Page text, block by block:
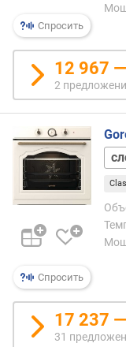
л
ь
н
а
я
т
е
м
п
р
а
у
р
(
°
C
)
Спросить
12 967
2
Спросить
17 237
31